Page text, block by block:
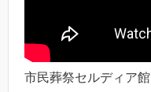
市民葬祭セルディア館